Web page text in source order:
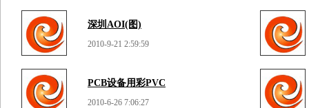
深圳AOI(图)
2010-9-21 2:59:59
PCB设备用彩PVC
2010-6-26 7:06:27